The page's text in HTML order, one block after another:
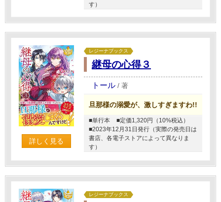
す）
詳しく見る
レジーナブックス
継母の心得３
トール / 著
旦那様の溺愛が、激しすぎますわ!!
■単行本
■定価1,320円（10%税込）
■2023年12月31日発行（実際の発売日は
書店、各電子ストアによって異なりま
す）
レジーナブックス